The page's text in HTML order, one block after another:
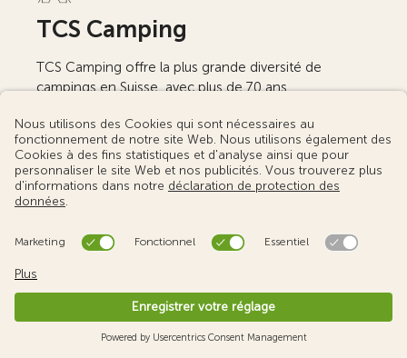
TCS Camping
TCS Camping offre la plus grande diversité de
campings en Suisse, avec plus de 70 ans
Suisse.
FAQ - foire aux questions
Nouveautés et offres actuelles
Bon cadeau - commander en ligne